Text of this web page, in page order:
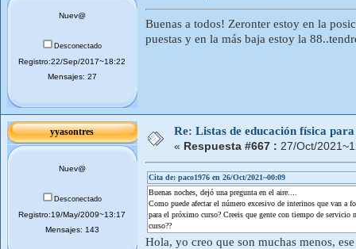
Nuev@
Desconectado
Registro:22/Sep/2017~18:22
Mensajes: 27
Buenas a todos! Zeronter estoy en la
puestas y en la más baja estoy la
yyasontres
Nuev@
Desconectado
Registro:19/May/2009~13:17
Mensajes: 143
Re: Listas de educación física
« Respuesta #667 : 27/Oct/
Cita de: paco1976 en 26/Oct/2021~00:09
Buenas noches, dejó una pregunta en el aire....
Como puede afectar el número excesivo de interinos que van a
para el próximo curso? Creeis que gente con tiempo de
curso??
Hola, yo creo que son muchas menos,